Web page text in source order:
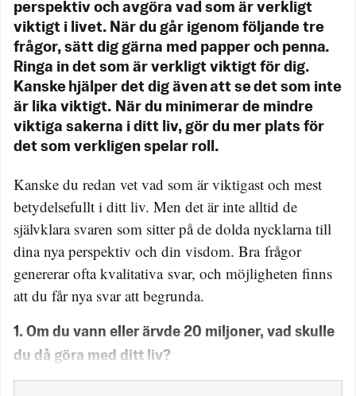
perspektiv och avgöra vad som är verkligt
viktigt i livet. När du går igenom följande tre
frågor, sätt dig gärna med papper och penna.
Ringa in det som är verkligt viktigt för dig.
Kanske hjälper det dig även att se det som inte
är lika viktigt. När du minimerar de mindre
viktiga sakerna i ditt liv, gör du mer plats för
det som verkligen spelar roll.
Kanske du redan vet vad som är viktigast och mest
betydelsefullt i ditt liv. Men det är inte alltid de
självklara svaren som sitter på de dolda nycklarna till
dina nya perspektiv och din visdom. Bra frågor
genererar ofta kvalitativa svar, och möjligheten finns
att du får nya svar att begrunda.
1. Om du vann eller ärvde 20 miljoner, vad skulle
du då göra med ditt liv?